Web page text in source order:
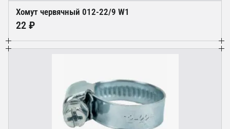
Хомут червячный 012-22/9 W1
22 ₽